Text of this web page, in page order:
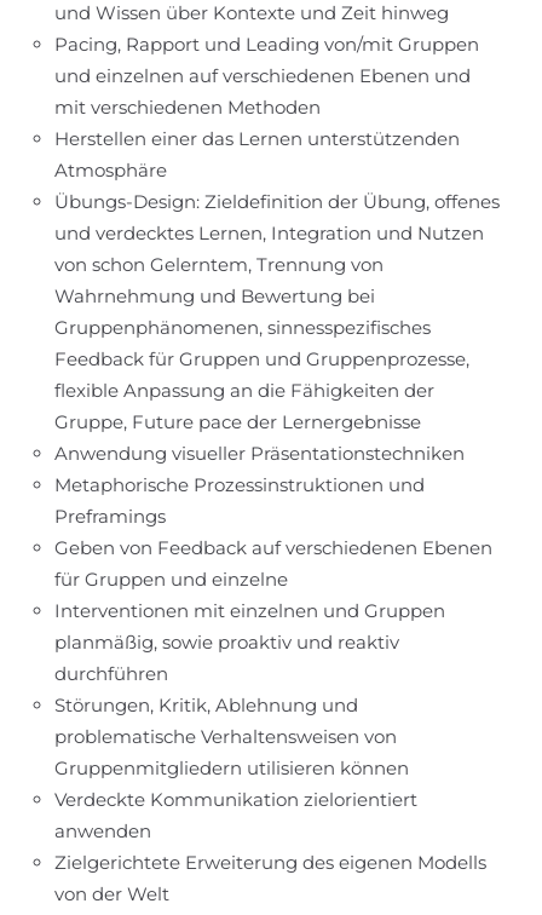
und Wissen über Kontexte und Zeit hinweg
Pacing, Rapport und Leading von/mit Gruppen
und einzelnen auf verschiedenen Ebenen und
mit verschiedenen Methoden
Herstellen einer das Lernen unterstützenden
Atmosphäre
Übungs-Design: Zieldefinition der Übung, offenes
und verdecktes Lernen, Integration und Nutzen
von schon Gelerntem, Trennung von
Wahrnehmung und Bewertung bei
Gruppenphänomenen, sinnesspezifisches
Feedback für Gruppen und Gruppenprozesse,
flexible Anpassung an die Fähigkeiten der
Gruppe, Future pace der Lernergebnisse
Anwendung visueller Präsentationstechniken
Metaphorische Prozessinstruktionen und
Preframings
Geben von Feedback auf verschiedenen Ebenen
für Gruppen und einzelne
Interventionen mit einzelnen und Gruppen
planmäßig, sowie proaktiv und reaktiv
durchführen
Störungen, Kritik, Ablehnung und
problematische Verhaltensweisen von
Gruppenmitgliedern utilisieren können
Verdeckte Kommunikation zielorientiert
anwenden
Zielgerichtete Erweiterung des eigenen Modells
von der Welt